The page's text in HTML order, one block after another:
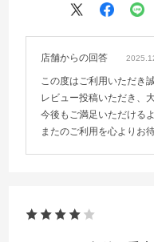
店舗からの回答
この度はご利用いただき
レビュー投稿いただき、
今後もご満足いただける
またのご利用を心よりお